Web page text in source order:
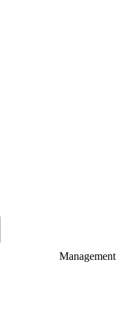
Management